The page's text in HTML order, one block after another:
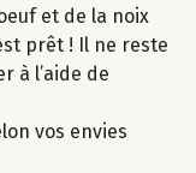
et de la noix
prêt ! Il ne reste
à l’aide de
vos envies